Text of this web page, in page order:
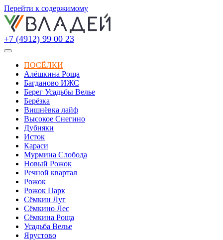
Перейти к содержимому
+7 (4912) 99 00 23
ПОСЁЛКИ
Алёшкина Роща
Багданово ИЖС
Берег Усадьбы Велье
Берёзка
Вишнёвка лайф
Высокое Снегино
Дубняки
Исток
Караси
Мурмина Слобода
Новый Рожок
Речной квартал
Рожок
Рожок Парк
Сёмкин Луг
Сёмкино Лес
Сёмкина Роща
Усадьба Велье
Ярустово